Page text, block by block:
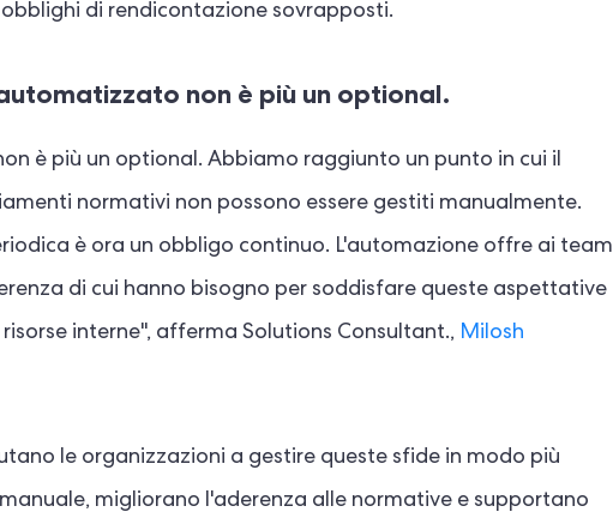
di rendicontazione sovrapposti.
non è più un optional.
è più un optional. Abbiamo raggiunto un punto in cui il
normativi non possono essere gestiti manualmente.
è ora un obbligo continuo. L'automazione offre ai team
di cui hanno bisogno per soddisfare queste aspettative
interne", afferma Solutions Consultant., Milosh
le organizzazioni a gestire queste sfide in modo più
migliorano l'aderenza alle normative e supportano